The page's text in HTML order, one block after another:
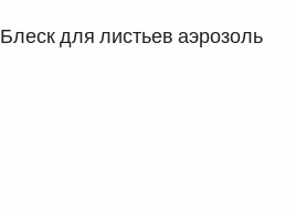
Блеск для листьев аэрозоль